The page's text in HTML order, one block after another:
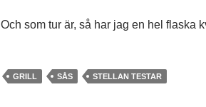
Och som tur är, så har jag en hel flaska
GRILL SÅS STELLAN TESTAR